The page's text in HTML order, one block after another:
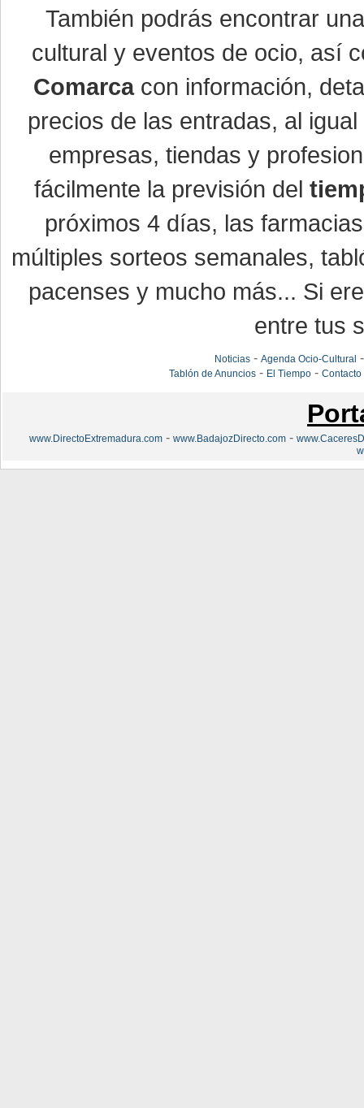
También podrás encontrar
cultural y eventos de ocio, así
Comarcacon información,
precios de las entradas, al
empresas, tiendas y
fácilmente la previsión del
próximos 4 días, las
múltiples sorteos semanales,
pacenses y mucho más... Si
entre tus
Noticias- Agenda Ocio-Cultural
Tablón de Anuncios- El Tiempo- Contacto
www.DirectoExtremadura.com - www.BadajozDirecto.com -